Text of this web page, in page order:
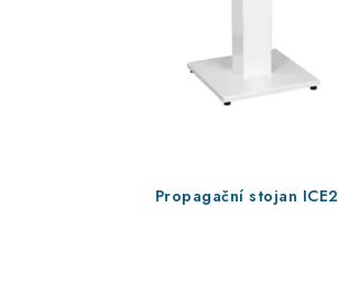
Propagační stojan ICE2